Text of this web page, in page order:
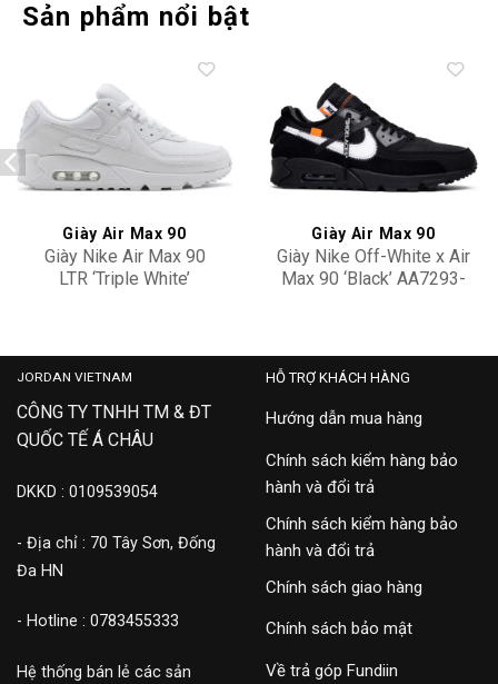
Sản phẩm nổi bật
Add to
wishlist
Giày Air Max 90
Giày Nike Air Max 90
LTR ‘Triple White’
Add to
wishlist
Giày Air Max 90
Giày Nike Off-White x Air
Max 90 ‘Black’ AA7293-
JORDAN VIETNAM
CÔNG TY TNHH TM & ĐT
QUỐC TẾ Á CHÂU
DKKD : 0109539054
- Địa chỉ : 70 Tây Sơn, Đống
Đa HN
- Hotline : 0783455333
Hệ thống bán lẻ các sản
HỖ TRỢ KHÁCH HÀNG
Hướng dẫn mua hàng
Chính sách kiểm hàng bảo
hành và đổi trả
Chính sách kiểm hàng bảo
hành và đổi trả
Chính sách giao hàng
Chính sách bảo mật
Về trả góp Fundiin